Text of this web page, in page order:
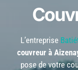
L’entreprise
couvreur à
pose de votre